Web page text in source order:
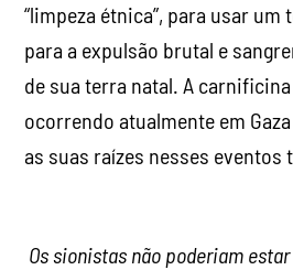
“limpeza étnica”, para usar
para a expulsão brutal e
de sua terra natal. A
ocorrendo atualmente em
as suas raízes nesses eventos
Os sionistas não poderiam